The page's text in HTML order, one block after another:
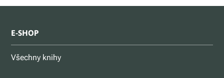
E-SHOP
Všechny knihy